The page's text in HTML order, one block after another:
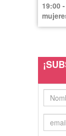
19:00